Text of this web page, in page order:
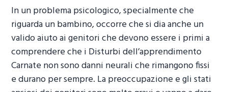
In un problema psicologico, specialmente che
riguarda un bambino, occorre che si dia anche un
valido aiuto ai genitori che devono essere i primi a
comprendere che i Disturbi dell’apprendimento
Carnatenon sono danni neurali che rimangono fissi
e durano per sempre. La preoccupazione e gli stati